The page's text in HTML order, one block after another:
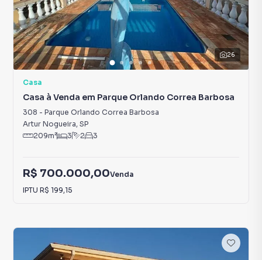
26
Casa
Casa à Venda em Parque Orlando Correa Barbosa
308 - Parque Orlando Correa Barbosa
Artur Nogueira, SP
209m² 3 2 3
R$ 700.000,00Venda
IPTU R$ 199,15